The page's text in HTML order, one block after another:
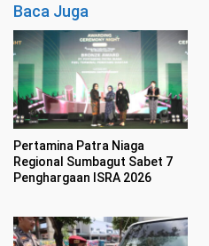
Baca Juga
Pertamina Patra Niaga
Regional Sumbagut Sabet 7
Penghargaan ISRA 2026